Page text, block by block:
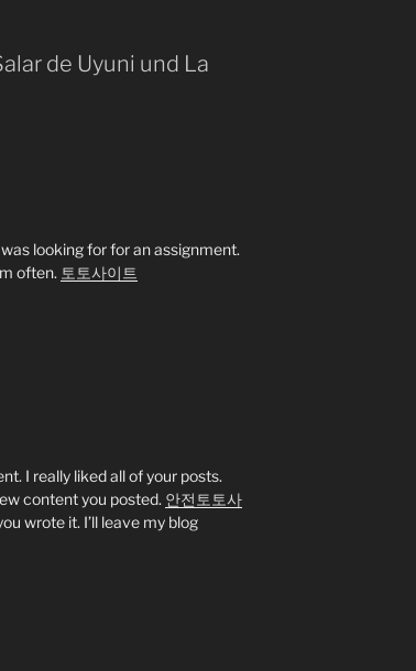
de Uyuni und La
looking for for an assignment.
often. 토토사이트
I really liked all of your posts.
content you posted. 안전토토사
wrote it. I’ll leave my blog